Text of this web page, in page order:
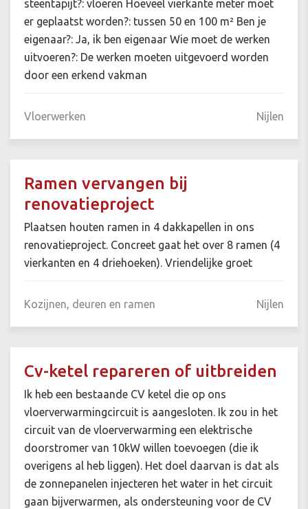
steentapijt?: vloeren Hoeveel vierkante meter moet
er geplaatst worden?: tussen 50 en 100 m² Ben je
eigenaar?: Ja, ik ben eigenaar Wie moet de werken
uitvoeren?: De werken moeten uitgevoerd worden
door een erkend vakman
Vloerwerken Nijlen
Ramen vervangen bij
renovatieproject
Plaatsen houten ramen in 4 dakkapellen in ons
renovatieproject. Concreet gaat het over 8 ramen (4
vierkanten en 4 driehoeken). Vriendelijke groet
Kozijnen, deuren en ramen Nijlen
Cv-ketel repareren of uitbreiden
Ik heb een bestaande CV ketel die op ons
vloerverwarmingcircuit is aangesloten. Ik zou in het
circuit van de vloerverwarming een elektrische
doorstromer van 10kW willen toevoegen (die ik
overigens al heb liggen). Het doel daarvan is dat als
de zonnepanelen injecteren het water in het circuit
gaan bijverwarmen, als ondersteuning voor de CV